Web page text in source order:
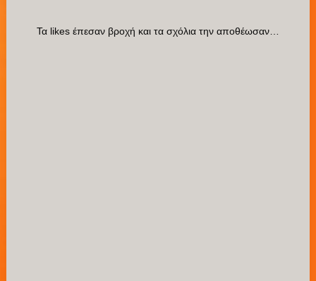
Τα likes έπεσαν βροχή και τα σχόλια την αποθέωσαν…